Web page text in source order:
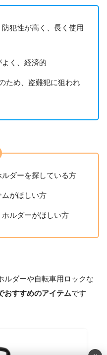
犯性が高く、長く使用
く、経済的
ため、盗難犯に狙われ
ダーを探している方
がほしい方
ルダーがほしい方
ルダーや自転車用ロックな
おすすめのアイテムです